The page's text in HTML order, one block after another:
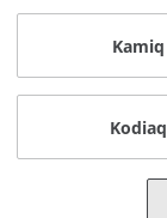
Kamiq
Kodiaq